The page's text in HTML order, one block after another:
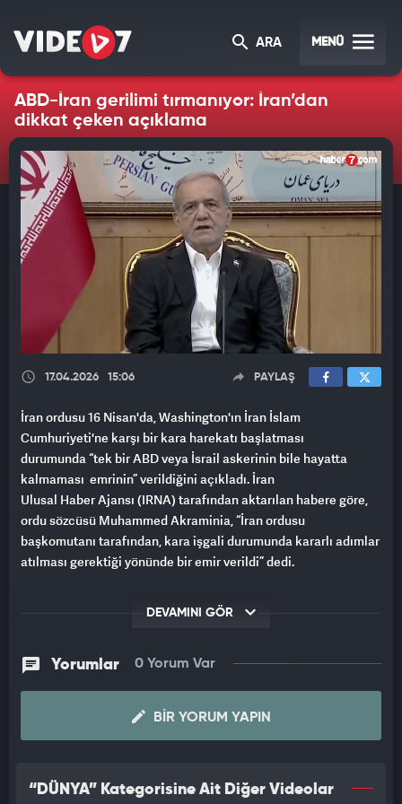
ARA MENÜ
ABD-İran gerilimi tırmanıyor: İran’dan
dikkat çeken açıklama
17.04.2026 15:06 PAYLAŞ
İran ordusu 16 Nisan'da, Washington'ın İran İslam
Cumhuriyeti'ne karşı bir kara harekatı başlatması
durumunda “tek bir ABD veya İsrail askerinin bile hayatta
kalmaması emrinin” verildiğini açıkladı. İran
Ulusal Haber Ajansı (IRNA) tarafından aktarılan habere göre,
ordu sözcüsü Muhammed Akraminia, “İran ordusu
başkomutanı tarafından, kara işgali durumunda kararlı adımlar
atılması gerektiği yönünde bir emir verildi” dedi.
saldırganın bile hayatta kalmaması gerektiğinin altını
Bu açıklamalar, ABD'li yetkililerin Washington
İran'a karşı kara operasyonları ve ek hava
saldırıları düzenlemeyi hala değerlendirdiğini söylemesinin
DEVAMINI GÖR
Yorumlar 0 Yorum Var
BIR YORUM YAPIN
“DÜNYA” Kategorisine Ait Diğer Videolar